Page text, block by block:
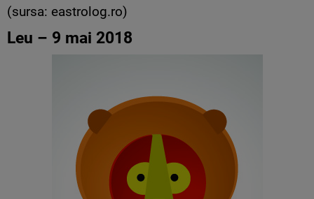
(sursa: eastrolog.ro)
Leu – 9 mai 2018